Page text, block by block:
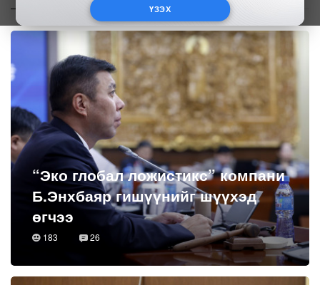
ҮЗЭХ
“Эко глобал ложистикс” компани
Б.Энхбаяр гишүүнийг шүүхэд
өгчээ
183 26